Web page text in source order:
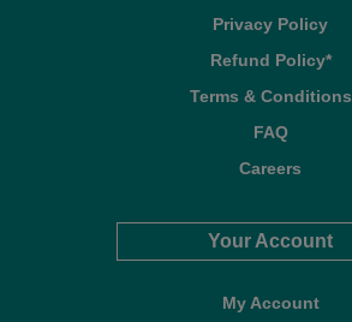
Privacy Policy
Refund Policy*
Terms & Conditions
FAQ
Careers
Your Account
My Account